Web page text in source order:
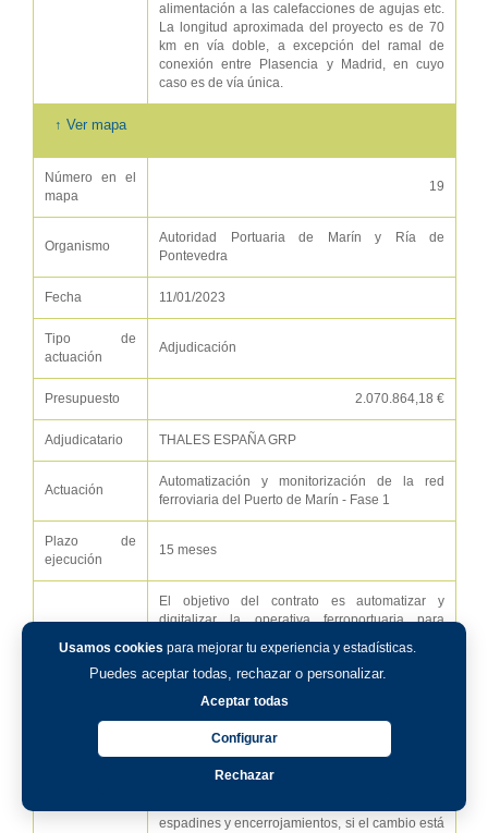
Usamos cookies para mejorar tu experiencia y estadísticas.
Puedes aceptar todas, rechazar o personalizar.
Aceptar todas
Configurar
Rechazar
alimentación a las calefacciones de agujas etc.
La longitud aproximada del proyecto es de 70
km en vía doble, a excepción del ramal de
conexión entre Plasencia y Madrid, en cuyo
caso es de vía única.
↑ Ver mapa
Número en el
mapa
19
Organismo
Autoridad Portuaria de Marín y Ría de
Pontevedra
Fecha 11/01/2023
Tipo de
actuación
Adjudicación
Presupuesto 2.070.864,18 €
Adjudicatario THALES ESPAÑA GRP
Actuación
Automatización y monitorización de la red
ferroviaria del Puerto de Marín - Fase 1
Plazo de
ejecución
15 meses
Descripción
El objetivo del contrato es automatizar y
digitalizar la operativa ferroportuaria para
mejorar las condiciones de seguridad de los
trabajadores y ahorrar tiempo y costes de
maniobras. En la actualidad, las operaciones
ferroviarias de la red del puerto de Marín se
realizan con una gestión manual, con marmita,
de los cambios de aguja que participan en el
itinerario seleccionado. En estos procesos, el
responsable de circulación los manipula,
espadines y encerrojamientos, si el cambio está